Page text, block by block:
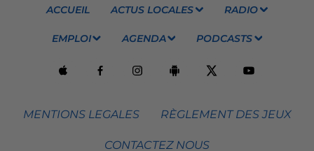
ACCUEIL ACTUS LOCALES RADIO
EMPLOI AGENDA PODCASTS
MENTIONS LEGALES RÈGLEMENT DES JEUX
CONTACTEZ NOUS